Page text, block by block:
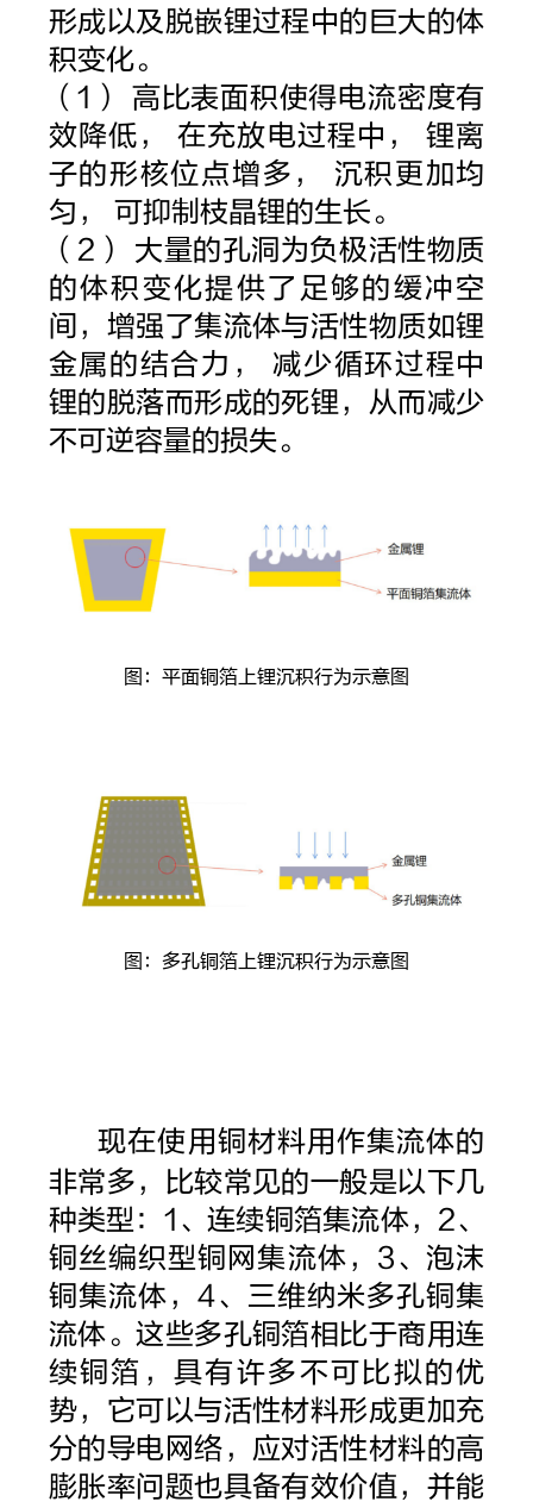
形成以及脱嵌锂过程中的巨大的体
积变化。
（1） 高比表面积使得电流密度有
效降低， 在充放电过程中， 锂离
子的形核位点增多， 沉积更加均
匀， 可抑制枝晶锂的生长。
（2） 大量的孔洞为负极活性物质
的体积变化提供了足够的缓冲空
间，增强了集流体与活性物质如锂
金属的结合力， 减少循环过程中
锂的脱落而形成的死锂，从而减少
不可逆容量的损失。
图：平面铜箔上锂沉积行为示意图
图：多孔铜箔上锂沉积行为示意图
现在使用铜材料用作集流体的
非常多，比较常见的一般是以下几
种类型：1、连续铜箔集流体，2、
铜丝编织型铜网集流体，3、泡沫
铜集流体，4、三维纳米多孔铜集
流体。这些多孔铜箔相比于商用连
续铜箔，具有许多不可比拟的优
势，它可以与活性材料形成更加充
分的导电网络，应对活性材料的高
膨胀率问题也具备有效价值，并能